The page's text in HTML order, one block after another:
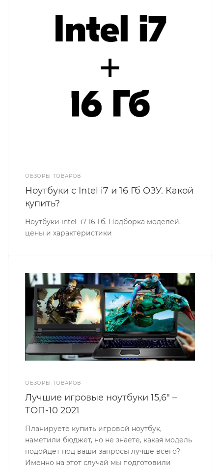
ОБЗОРЫ ТОВАРОВ
Ноутбуки с Intel i7 и 16 Гб ОЗУ. Какой
купить?
Ноутбуки intel i7 16 Гб. Подборка моделей,
цены и характеристики
ОБЗОРЫ ТОВАРОВ
Лучшие игровые ноутбуки 15,6" –
ТОП-10 2021
Планируете купить игровой ноутбук,
наметили бюджет, но не знаете, какая модель
подойдет под ваши запросы лучше всего?
Именно на этот случай мы подготовили